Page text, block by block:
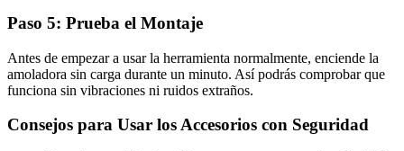
Paso 5: Prueba el Montaje
Antes de empezar a usar la herramienta normalmente, enciende la
amoladora sin carga durante un minuto. Así podrás comprobar que
funciona sin vibraciones ni ruidos extraños.
Consejos para Usar los Accesorios con Seguridad